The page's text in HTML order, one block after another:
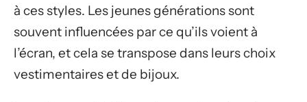
à ces styles. Les jeunes générations sont
souvent influencées par ce qu’ils voient à
l’écran, et cela se transpose dans leurs choix
vestimentaires et de bijoux.